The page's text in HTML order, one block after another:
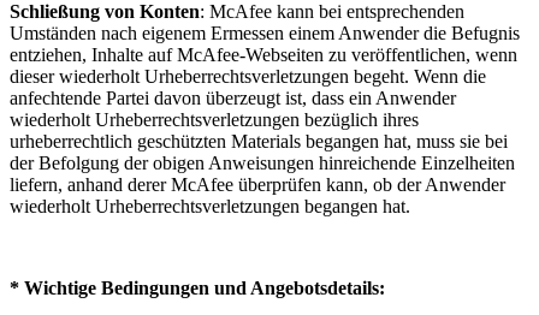
Schließung von Konten: McAfee kann bei entsprechenden
Umständen nach eigenem Ermessen einem Anwender die Befugnis
entziehen, Inhalte auf McAfee-Webseiten zu veröffentlichen, wenn
dieser wiederholt Urheberrechtsverletzungen begeht. Wenn die
anfechtende Partei davon überzeugt ist, dass ein Anwender
wiederholt Urheberrechtsverletzungen bezüglich ihres
urheberrechtlich geschützten Materials begangen hat, muss sie bei
der Befolgung der obigen Anweisungen hinreichende Einzelheiten
liefern, anhand derer McAfee überprüfen kann, ob der Anwender
wiederholt Urheberrechtsverletzungen begangen hat.
* Wichtige Bedingungen und Angebotsdetails: